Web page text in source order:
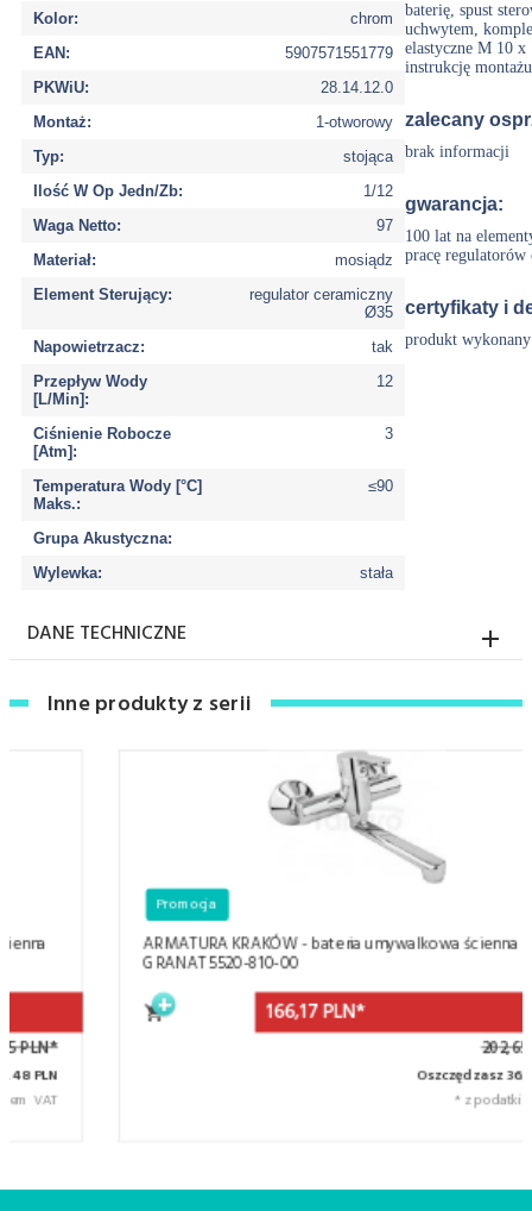
Kolor:
chrom
EAN:
5907571551779
PKWiU:
28.14.12.0
Montaż:
1-otworowy
Typ:
stojąca
Ilość W Op Jedn/Zb:
1/12
Waga Netto:
97
Materiał:
mosiądz
Element Sterujący:
regulator ceramiczny
Ø35
Napowietrzacz:
tak
Przepływ Wody
[L/Min]:
12
Ciśnienie Robocze
[Atm]:
3
Temperatura Wody [°C]
Maks.:
≤90
Grupa Akustyczna:
Wylewka:
stała
baterię, spust
uchwytem,
elastyczne M 10
instrukcję
zalecany
brak informacji
gwarancja:
100 lat na
pracę regulatorów
certyfikaty i
produkt
DANE TECHNICZNE
Inne produkty z serii
ARMATURA KRAKÓW - bateria umywalkowa ścienna
GRANAT 5520-810-00
166, PLN*
Oszczędzasz 36.48 PLN
* z podatkiem VAT